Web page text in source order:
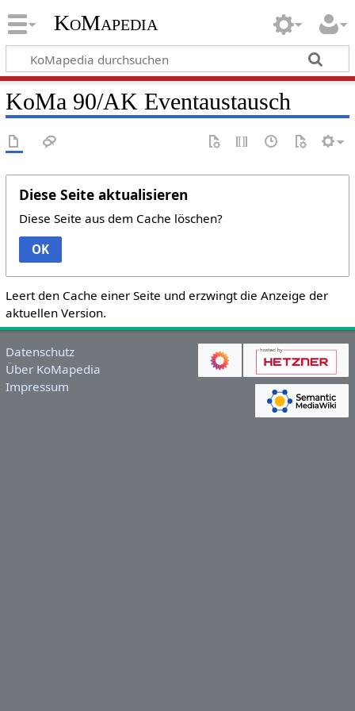
KoMapedia
KoMa 90/AK Eventaustausch
Diese Seite aktualisieren
Diese Seite aus dem Cache löschen?
OK
Leert den Cache einer Seite und erzwingt die Anzeige der
aktuellen Version.
Datenschutz
Über KoMapedia
Impressum